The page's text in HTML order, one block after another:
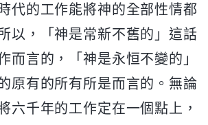
代的工作能將神的全部性情都
以，「神是常新不舊的」這話
而言的，「神是永恒不變的」
原有的所有所是而言的。無論
六千年的工作定在一個點上，